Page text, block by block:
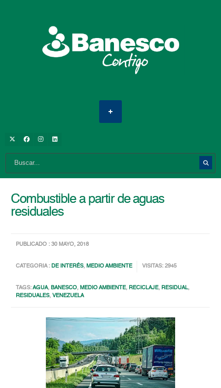
Combustible a partir de aguas
residuales
PUBLICADO : 30 MAYO, 2018
CATEGORIA :DE INTERÉS,MEDIO AMBIENTE VISITAS: 2945
TAGS:AGUA,BANESCO,MEDIO AMBIENTE, RECICLAJE, RESIDUAL,
RESIDUALES,VENEZUELA